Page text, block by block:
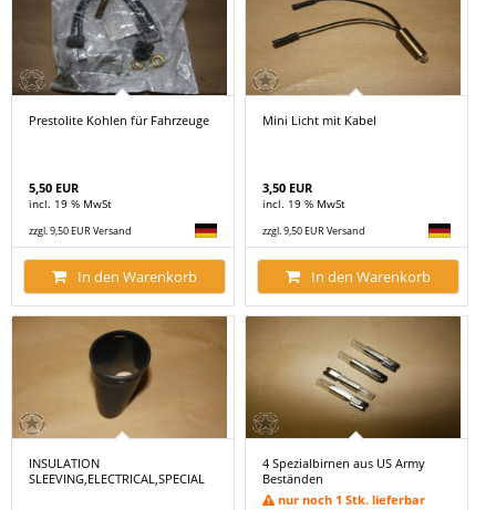
Prestolite Kohlen für Fahrzeuge
5,50 EUR
incl. 19 % MwSt
zzgl. 9,50 EUR Versand
In den Warenkorb
Mini Licht mit Kabel
3,50 EUR
incl. 19 % MwSt
zzgl. 9,50 EUR Versand
In den Warenkorb
INSULATION
SLEEVING,ELECTRICAL,SPECIAL
4 Spezialbirnen aus US Army
Beständen
nur noch 1 Stk. lieferbar